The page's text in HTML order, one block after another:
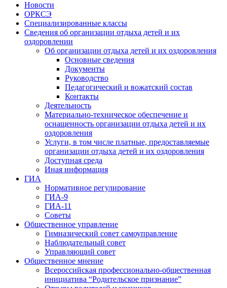
Новости
ОРКСЭ
Специализированные классы
Сведения об организации отдыха детей и их
оздоровлении
Об организации отдыха детей и их оздоровления
Основные сведения
Документы
Руководство
Педагогический и вожатский состав
Контакты
Деятельность
Материально-техническое обеспечение и
оснащенность организации отдыха детей и их
оздоровления
Услуги, в том числе платные, предоставляемые
организации отдыха детей и их оздоровления
Доступная среда
Иная информация
ГИА
Нормативное регулирование
ГИА-9
ГИА-11
Советы
Общественное управление
Гимназический совет самоуправление
Наблюдательный совет
Управляющий совет
Общественное мнение
Всероссийская профессионально-общественная
инициатива “Родительское признание”